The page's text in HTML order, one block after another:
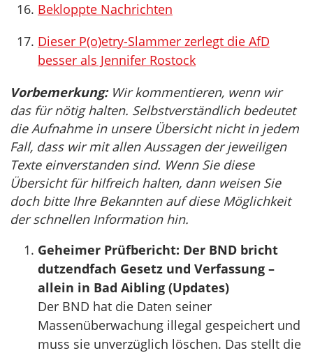
Bekloppte Nachrichten
Dieser P(o)etry-Slammer zerlegt die AfD
besser als Jennifer Rostock
Vorbemerkung:Wir kommentieren, wenn wir
das für nötig halten. Selbstverständlich bedeutet
die Aufnahme in unsere Übersicht nicht in jedem
Fall, dass wir mit allen Aussagen der jeweiligen
Texte einverstanden sind. Wenn Sie diese
Übersicht für hilfreich halten, dann weisen Sie
doch bitte Ihre Bekannten auf diese Möglichkeit
der schnellen Information hin.
Geheimer Prüfbericht: Der BND bricht
dutzendfach Gesetz und Verfassung –
allein in Bad Aibling (Updates)
Der BND hat die Daten seiner
Massenüberwachung illegal gespeichert und
muss sie unverzüglich löschen. Das stellt die